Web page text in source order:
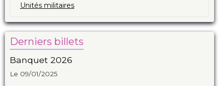
Unités militaires
Derniers billets
Banquet 2026
Le 09/01/2025